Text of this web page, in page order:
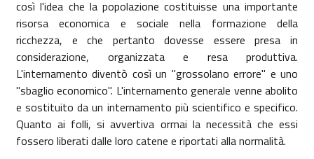
così l'idea che la popolazione costituisse una importante
risorsa economica e sociale nella formazione della
ricchezza, e che pertanto dovesse essere presa in
considerazione, organizzata e resa produttiva.
L'internamento diventò così un "grossolano errore" e uno
"sbaglio economico". L'internamento generale venne abolito
e sostituito da un internamento più scientifico e specifico.
Quanto ai folli, si avvertiva ormai la necessità che essi
fossero liberati dalle loro catene e riportati alla normalità.